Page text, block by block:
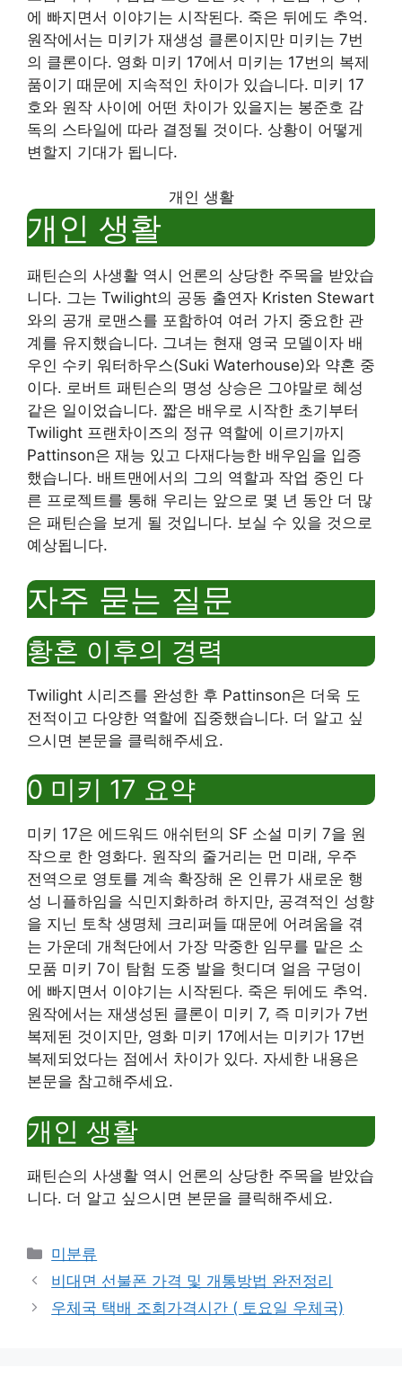
에 빠지면서 이야기는 시작된다. 죽은 뒤에도 추억.
원작에서는 미키가 재생성 클론이지만 미키는 7번
의 클론이다. 영화 미키 17에서 미키는 17번의 복제
품이기 때문에 지속적인 차이가 있습니다. 미키 17
호와 원작 사이에 어떤 차이가 있을지는 봉준호 감
독의 스타일에 따라 결정될 것이다. 상황이 어떻게
변할지 기대가 됩니다.
개인 생활
개인 생활
패틴슨의 사생활 역시 언론의 상당한 주목을 받았습
니다. 그는 Twilight의 공동 출연자 Kristen Stewart
와의 공개 로맨스를 포함하여 여러 가지 중요한 관
계를 유지했습니다. 그녀는 현재 영국 모델이자 배
우인 수키 워터하우스(Suki Waterhouse)와 약혼 중
이다. 로버트 패틴슨의 명성 상승은 그야말로 혜성
같은 일이었습니다. 짧은 배우로 시작한 초기부터
Twilight 프랜차이즈의 정규 역할에 이르기까지
Pattinson은 재능 있고 다재다능한 배우임을 입증
했습니다. 배트맨에서의 그의 역할과 작업 중인 다
른 프로젝트를 통해 우리는 앞으로 몇 년 동안 더 많
은 패틴슨을 보게 될 것입니다. 보실 수 있을 것으로
예상됩니다.
자주 묻는 질문
황혼 이후의 경력
Twilight 시리즈를 완성한 후 Pattinson은 더욱 도
전적이고 다양한 역할에 집중했습니다. 더 알고 싶
으시면 본문을 클릭해주세요.
0 미키 17 요약
미키 17은 에드워드 애쉬턴의 SF 소설 미키 7을 원
작으로 한 영화다. 원작의 줄거리는 먼 미래, 우주
전역으로 영토를 계속 확장해 온 인류가 새로운 행
성 니플하임을 식민지화하려 하지만, 공격적인 성향
을 지닌 토착 생명체 크리퍼들 때문에 어려움을 겪
는 가운데 개척단에서 가장 막중한 임무를 맡은 소
모품 미키 7이 탐험 도중 발을 헛디뎌 얼음 구덩이
에 빠지면서 이야기는 시작된다. 죽은 뒤에도 추억.
원작에서는 재생성된 클론이 미키 7, 즉 미키가 7번
복제된 것이지만, 영화 미키 17에서는 미키가 17번
복제되었다는 점에서 차이가 있다. 자세한 내용은
본문을 참고해주세요.
개인 생활
패틴슨의 사생활 역시 언론의 상당한 주목을 받았습
니다. 더 알고 싶으시면 본문을 클릭해주세요.
Categories
미분류
비대면 선불폰 가격 및 개통방법 완전정리
우체국 택배 조회가격시간 ( 토요일 우체국)